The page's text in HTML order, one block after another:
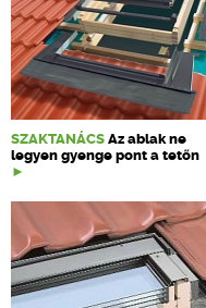
SZAKTANÁCS Az ablak ne
legyen gyenge pont a tetőn